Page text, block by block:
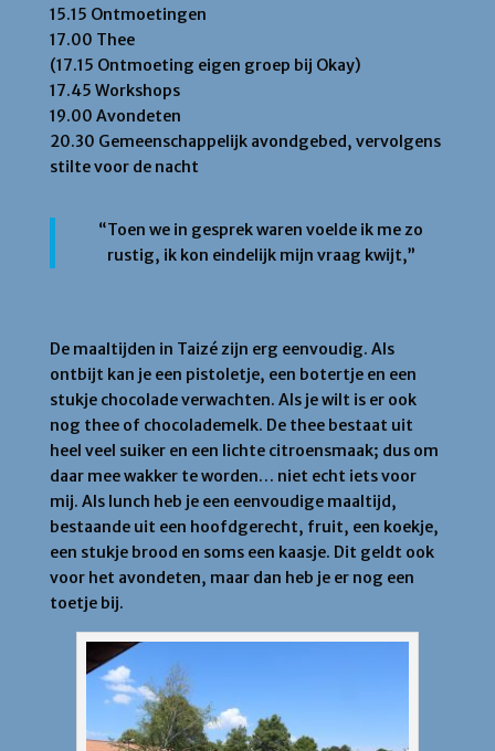
15.15 Ontmoetingen
17.00 Thee
(17.15 Ontmoeting eigen groep bij Okay)
17.45 Workshops
19.00 Avondeten
20.30 Gemeenschappelijk avondgebed, vervolgens
stilte voor de nacht
“Toen we in gesprek waren voelde ik me zo
rustig, ik kon eindelijk mijn vraag kwijt,”
De maaltijden in Taizé zijn erg eenvoudig. Als
ontbijt kan je een pistoletje, een botertje en een
stukje chocolade verwachten. Als je wilt is er ook
nog thee of chocolademelk. De thee bestaat uit
heel veel suiker en een lichte citroensmaak; dus om
daar mee wakker te worden… niet echt iets voor
mij. Als lunch heb je een eenvoudige maaltijd,
bestaande uit een hoofdgerecht, fruit, een koekje,
een stukje brood en soms een kaasje. Dit geldt ook
voor het avondeten, maar dan heb je er nog een
toetje bij.